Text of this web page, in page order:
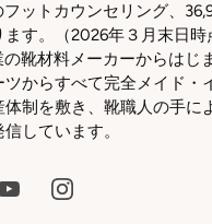
ットカウンセリング、
す。（2026年３月末日時
の靴材料メーカーからはじ
ツからすべて完全メイド・
制を敷き、靴職人の手に
しています。